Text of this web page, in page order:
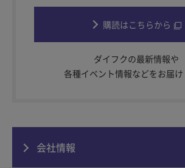
購読はこちらから
ダイフクの最新情報や
各種イベント情報などをお届
会社情報